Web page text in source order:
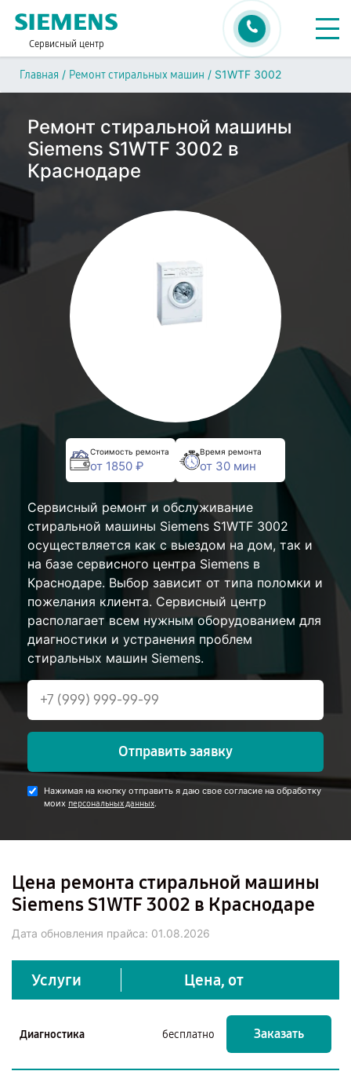
Сервисный центр
Главная / Ремонт стиральных машин / S1WTF 3002
Ремонт стиральной машины
Siemens S1WTF 3002 в
Краснодаре
Стоимость ремонта
от 1850 ₽
Время ремонта
от 30 мин
Сервисный ремонт и обслуживание
стиральной машины Siemens S1WTF 3002
осуществляется как с выездом на дом, так и
на базе сервисного центра Siemens в
Краснодаре. Выбор зависит от типа поломки и
пожелания клиента. Сервисный центр
располагает всем нужным оборудованием для
диагностики и устранения проблем
стиральных машин Siemens.
Отправить заявку
Нажимая на кнопку отправить я даю свое согласие на обработку
моих персональных данных.
Цена ремонта стиральной машины
Siemens S1WTF 3002 в Краснодаре
Дата обновления прайса: 01.08.2026
Услуги Цена, от
Диагностика бесплатно Заказать